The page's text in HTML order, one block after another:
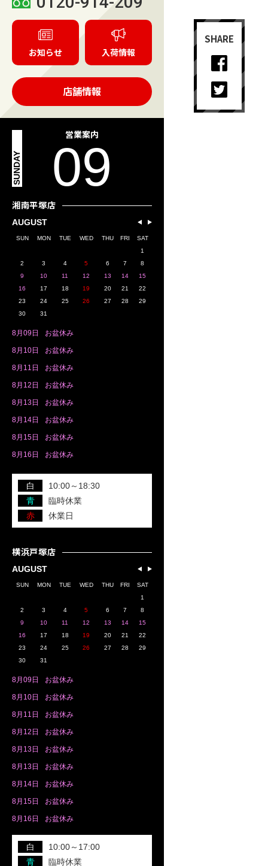
お知らせ 入荷情報
店舗情報
営業案内
09
SUNDAY
湘南平塚店
AUGUST
SUN MON TUE WED THU FRI
SAT
1
2
3 4 5 6 7
8
9
10 11 12 13 14
15
16
17 18 19 20 21
22
23
24 25 26 27 28
29
30
31
8月 09日 お盆休み
8月 10日 お盆休み
8月 11日 お盆休み
8月 12日 お盆休み
8月 13日 お盆休み
8月 14日 お盆休み
8月 15日 お盆休み
8月 16日 お盆休み
白
10:00～18:30
青
臨時休業
赤
休業日
横浜戸塚店
AUGUST
SUN MON TUE WED THU FRI
SAT
1
2
3 4 5 6 7
8
9
10 11 12 13 14
15
16
17 18 19 20 21
22
23
24 25 26 27 28
29
30
31
8月 09日 お盆休み
8月 10日 お盆休み
8月 11日 お盆休み
8月 12日 お盆休み
8月 13日 お盆休み
8月 13日 お盆休み
8月 14日 お盆休み
8月 15日 お盆休み
8月 16日 お盆休み
白
10:00～17:00
青
臨時休業
SHARE